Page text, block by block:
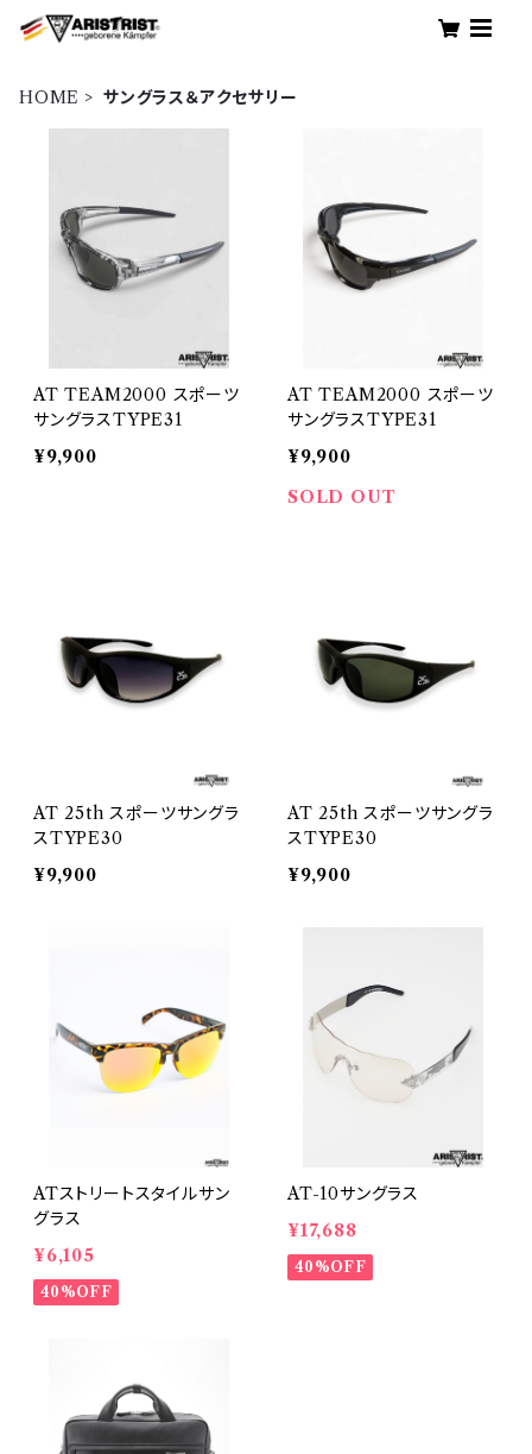
HOME サングラス＆アクセサリー
AT TEAM2000 スポーツ
サングラスTYPE31
¥9,900
AT TEAM2000 スポーツ
サングラスTYPE31
¥9,900
SOLD OUT
AT 25th スポーツサングラ
スTYPE30
¥9,900
AT 25th スポーツサングラ
スTYPE30
¥9,900
ATストリートスタイルサン
グラス
¥6,105
40%OFF
AT-10サングラス
¥17,688
40%OFF